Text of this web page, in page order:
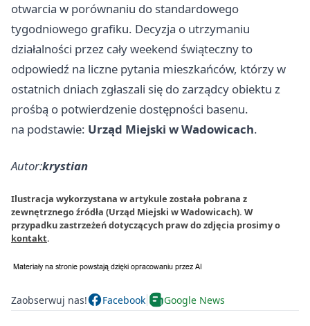
otwarcia w porównaniu do standardowego
tygodniowego grafiku. Decyzja o utrzymaniu
działalności przez cały weekend świąteczny to
odpowiedź na liczne pytania mieszkańców, którzy w
ostatnich dniach zgłaszali się do zarządcy obiektu z
prośbą o potwierdzenie dostępności basenu.
na podstawie: Urząd Miejski w Wadowicach.
Autor:krystian
Ilustracja wykorzystana w artykule została pobrana z
zewnętrznego źródła (Urząd Miejski w Wadowicach). W
przypadku zastrzeżeń dotyczących praw do zdjęcia prosimy o
kontakt.
Zaobserwuj nas! Facebook Google News